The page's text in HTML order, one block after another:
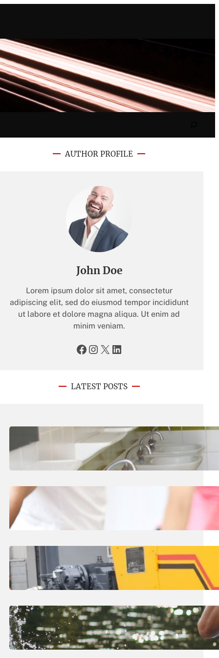
AUTHOR PROFILE
John Doe
Lorem ipsum dolor sit amet, consectetur
adipiscing elit, sed do eiusmod tempor incididunt
ut labore et dolore magna aliqua. Ut enim ad
minim veniam.
Facebook Instagram X LinkedIn
LATEST POSTS
teditor
Туалетные кабинки из HPL
пластика. Особенности ухода
26.01.2026
Как правильно подобрать
студию танцев в Киеве?
teditor
Горизонтально направленное
бурение в городской среде
27.08.2025.teditor
Каякинг Кастерли (kajakken
kasterlee). Что нужно знать?